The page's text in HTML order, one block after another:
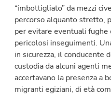
“imbottigliato” da mezzi
percorso alquanto stretto,
per evitare eventuali fughe
pericolosi inseguimenti.
in sicurezza, il conducente
custodia da alcuni agenti
accertavano la presenza a
migranti egiziani, di età